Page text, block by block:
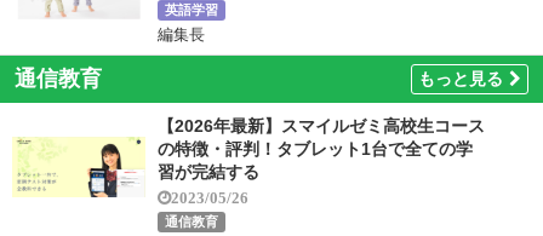
英語学習
編集長
通信教育 もっと見る
【2026年最新】スマイルゼミ高校生コース
の特徴・評判！タブレット1台で全ての学
習が完結する
2023/05/26
通信教育